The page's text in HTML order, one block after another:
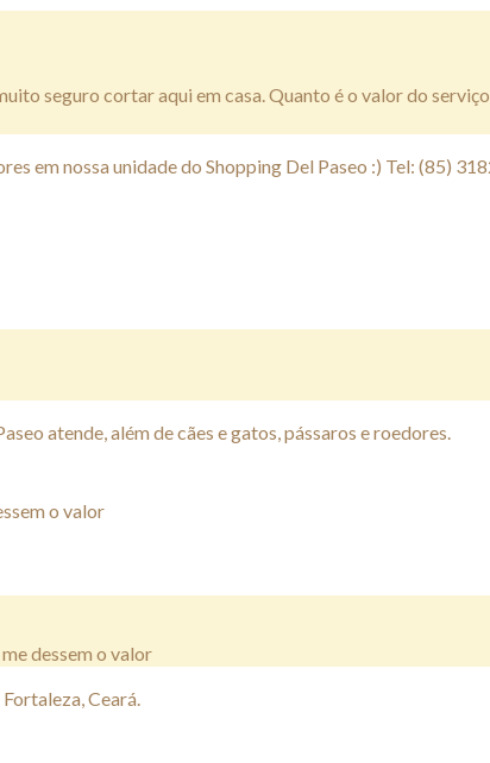
seguro cortar aqui em casa. Quanto é o valor do
em nossa unidade do Shopping Del Paseo :) Tel: (85)
atende, além de cães e gatos, pássaros e roedores.
o valor
dessem o valor
Ceará.